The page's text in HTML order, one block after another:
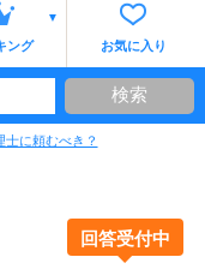
ング お気に入り
検索
に頼むべき？
回答受付中